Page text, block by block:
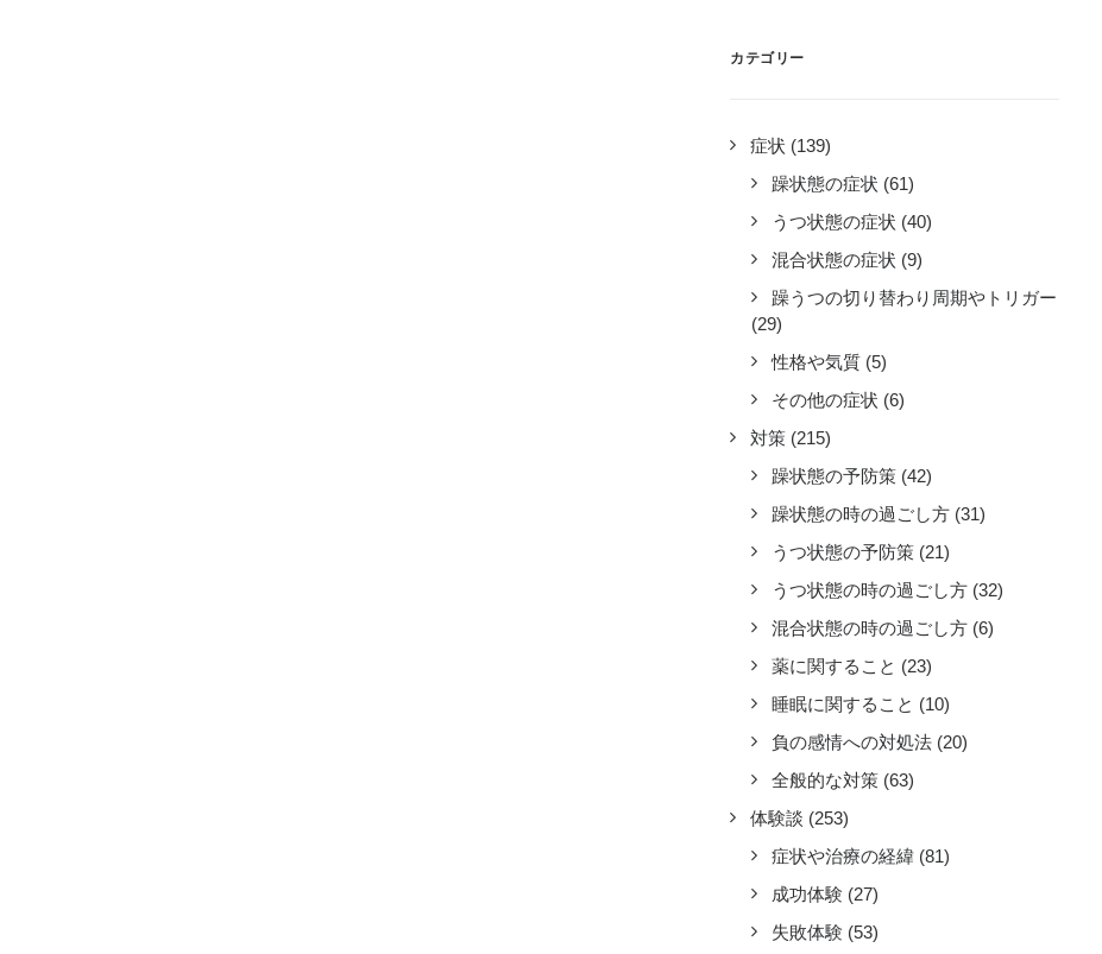
カテゴリー
症状 (139)
躁状態の症状 (61)
うつ状態の症状 (40)
混合状態の症状 (9)
躁うつの切り替わり周期やトリガー
(29)
性格や気質 (5)
その他の症状 (6)
対策 (215)
躁状態の予防策 (42)
躁状態の時の過ごし方 (31)
うつ状態の予防策 (21)
うつ状態の時の過ごし方 (32)
混合状態の時の過ごし方 (6)
薬に関すること (23)
睡眠に関すること (10)
負の感情への対処法 (20)
全般的な対策 (63)
体験談 (253)
症状や治療の経緯 (81)
成功体験 (27)
失敗体験 (53)